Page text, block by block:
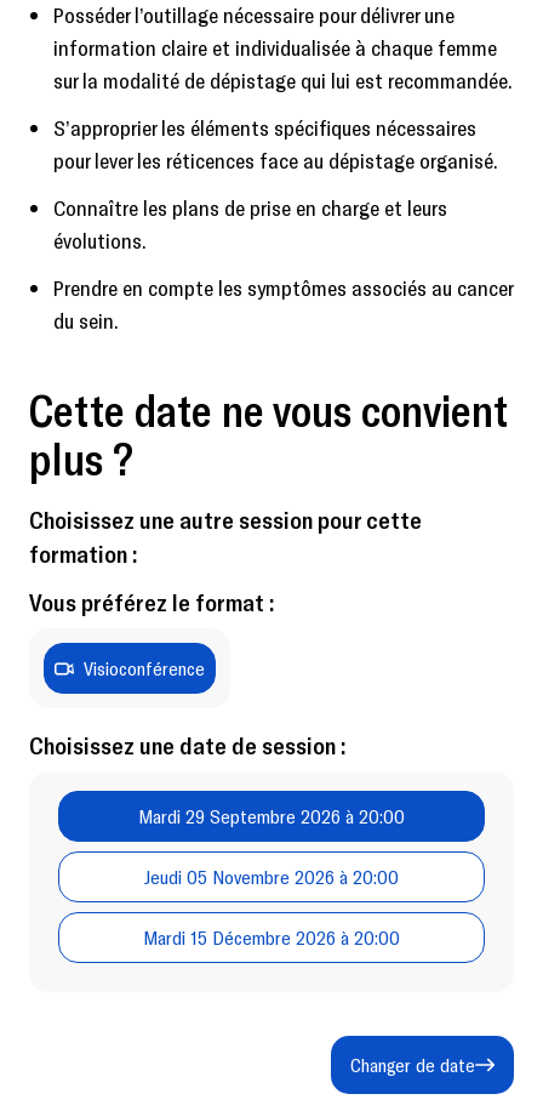
Cette date ne vous convient
plus ?
Choisissez une autre session pour cette
formation :
Vous préférez le format :
Visioconférence
Choisissez une date de session :
Mardi 29 Septembre 2026 à 20:00
Jeudi 05 Novembre 2026 à 20:00
Mardi 15 Décembre 2026 à 20:00
Changer de date
Posséder l’outillage nécessaire pour délivrer une
information claire et individualisée à chaque femme
sur la modalité de dépistage qui lui est recommandée.
S’approprier les éléments spécifiques nécessaires
pour lever les réticences face au dépistage organisé.
Connaître les plans de prise en charge et leurs
évolutions.
Prendre en compte les symptômes associés au cancer
du sein.